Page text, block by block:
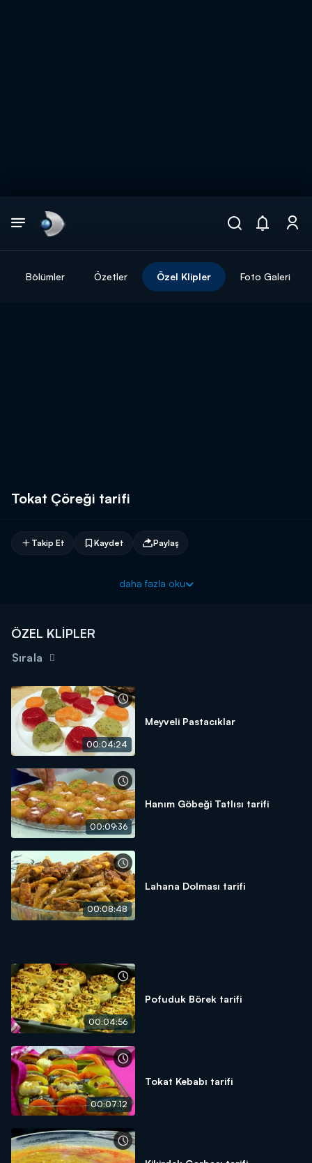
Bölümler Özetler Özel Klipler Foto Galeri
Tokat Çöreği tarifi
Takip Et Kaydet Paylaş
daha fazla oku
ÖZEL KLİPLER
Sırala
00:04:24
Meyveli Pastacıklar
00:09:36
Hanım Göbeği Tatlısı tarifi
00:08:48
Lahana Dolması tarifi
00:04:56
Pofuduk Börek tarifi
00:07:12
Tokat Kebabı tarifi